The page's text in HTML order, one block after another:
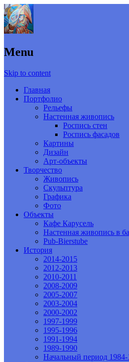
Menu
Skip to content
Главная
Портфолио
Рельефы
Настенная живопись
Роспись стен
Роспись фасадов
Картины
Дизайн
Арт-объекты
Творчество
Живопись
Скульптура
Графика
Фото
Объекты
Кафе Карусель
Настенная живопись в
Pub-Bierstube
История
2014-2015
2012-2013
2010-2011
2008-2009
2005-2007
2003-2004
2000-2002
1997-1999
1995-1996
1991-1994
1989-1990
Начальный период 1984-